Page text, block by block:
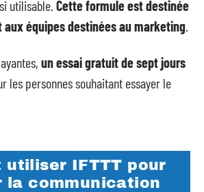
utilisable. Cette formule est destinée
équipes destinées au marketing.
un essai gratuit de sept jours
les personnes souhaitant essayer le
utiliser IFTTT pour
la communication